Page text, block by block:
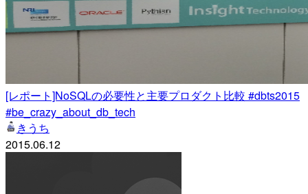
[レポート]NoSQLの必要性と主要プロダクト比較 #dbts2015
#be_crazy_about_db_tech
きうち
2015.06.12